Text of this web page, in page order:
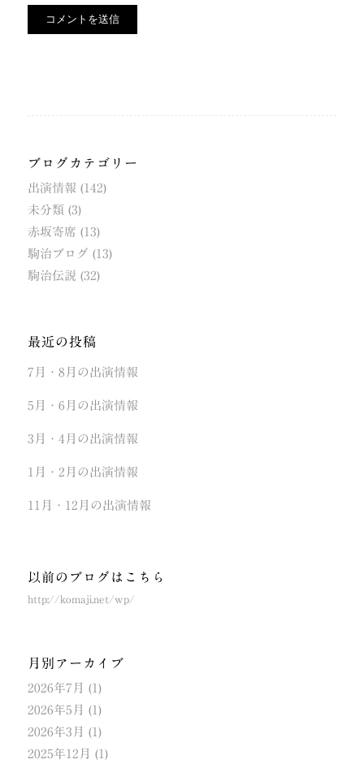
ブログカテゴリー
出演情報 (142)
未分類 (3)
赤坂寄席 (13)
駒治ブログ (13)
駒治伝説 (32)
最近の投稿
7月・8月の出演情報
5月・6月の出演情報
3月・4月の出演情報
1月・2月の出演情報
11月・12月の出演情報
以前のブログはこちら
http://komaji.net/wp/
月別アーカイブ
2026年7月 (1)
2026年5月 (1)
2026年3月 (1)
2025年12月 (1)